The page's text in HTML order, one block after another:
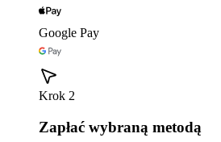
Google Pay
Krok 2
Zapłać wybraną metodą